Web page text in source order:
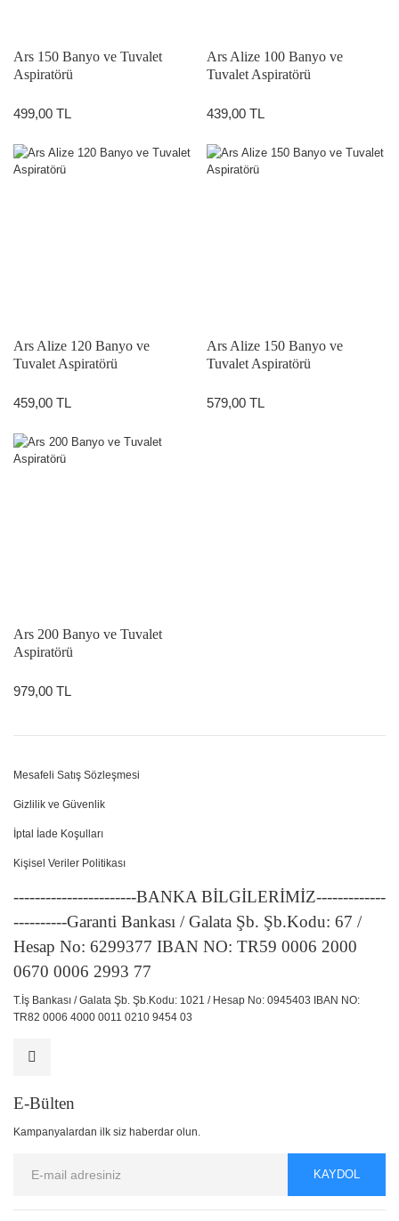
Ars 150 Banyo ve Tuvalet
Aspiratörü
499,00 TL
Ars Alize 100 Banyo ve
Tuvalet Aspiratörü
439,00 TL
Ars Alize 120 Banyo ve
Tuvalet Aspiratörü
459,00 TL
Ars Alize 150 Banyo ve
Tuvalet Aspiratörü
579,00 TL
Ars 200 Banyo ve Tuvalet
Aspiratörü
979,00 TL
Mesafeli Satış Sözleşmesi
Gizlilik ve Güvenlik
İptal İade Koşulları
Kişisel Veriler Politikası
-----------------------BANKA BİLGİLERİMİZ-------------
----------Garanti Bankası / Galata Şb. Şb.Kodu: 67 /
Hesap No: 6299377 IBAN NO: TR59 0006 2000
0670 0006 2993 77
T.İş Bankası / Galata Şb. Şb.Kodu: 1021 / Hesap No: 0945403 IBAN NO:
TR82 0006 4000 0011 0210 9454 03
E-Bülten
Kampanyalardan ilk siz haberdar olun.
KAYDOL